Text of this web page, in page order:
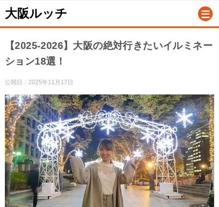
大阪ルッチ
【2025-2026】大阪の絶対行きたいイルミネー
ション18選！
公開日： 2025年11月17日